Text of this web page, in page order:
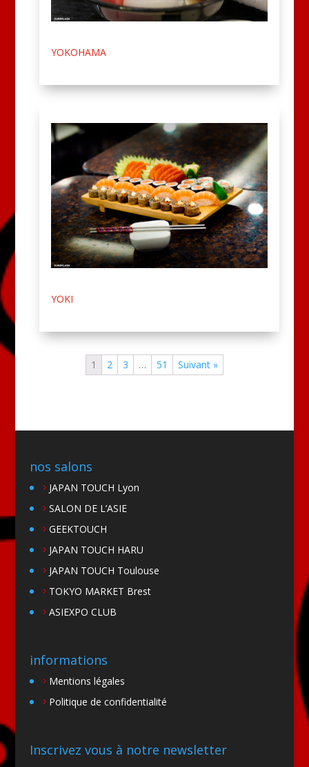
YOKOHAMA
YOKI
1 2 3 … 51 Suivant »
nos salons
JAPAN TOUCH Lyon
SALON DE L’ASIE
GEEKTOUCH
JAPAN TOUCH HARU
JAPAN TOUCH Toulouse
TOKYO MARKET Brest
ASIEXPO CLUB
informations
Mentions légales
Politique de confidentialité
Inscrivez vous à notre newsletter